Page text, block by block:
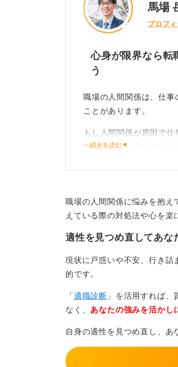
馬場
プロフ
心身が限界なら転
う
職場の人間関係は、仕事
ことがあります。
もし人間関係が原因で
とを考えても良いでしょ
ただし、転職という大
コミュニケーショ
しよう
直接問題の相手に話すの
しれません。
0
⋯続きを読む▼
職場の人間関係に悩みを抱え
えている際の対処法や心を楽
適性を見つめ直してあな
現状に戸惑いや不安、行き詰
的です。
「 適職診断 」を活用すれば
なく、 あなたの強みを活かし
自身の適性を見つめ直し、あ